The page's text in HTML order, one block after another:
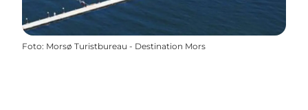
Foto: Morsø Turistbureau - Destination Mors